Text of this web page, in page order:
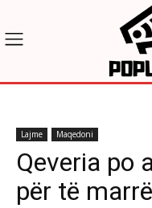
Lajme Maqedoni
Qeveria po
për të